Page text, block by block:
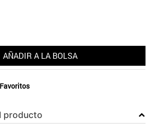
AÑADIR A LA BOLSA
producto